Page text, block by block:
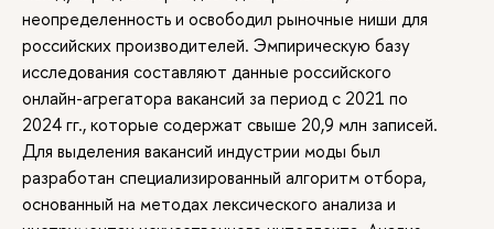
неопределенность и освободил рыночные ниши для
российских производителей. Эмпирическую базу
исследования составляют данные российского
онлайн-агрегатора вакансий за период с 2021 по
2024 гг., которые содержат свыше 20,9 млн записей.
Для выделения вакансий индустрии моды был
разработан специализированный алгоритм отбора,
основанный на методах лексического анализа и